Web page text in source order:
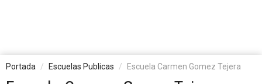
Portada Escuelas Publicas Escuela Carmen Gomez Tejera